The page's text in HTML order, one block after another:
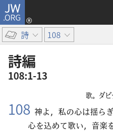
JW.ORG
詩 108
詩編
108:1-13
歌。ダビ
108 神よ，私の心は揺ら
心を込めて歌い，音楽